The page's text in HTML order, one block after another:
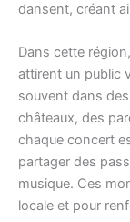
dansent, créant
Dans cette
attirent un public
souvent dans
châteaux, des
chaque concert
partager des
musique. Ces
locale et pour